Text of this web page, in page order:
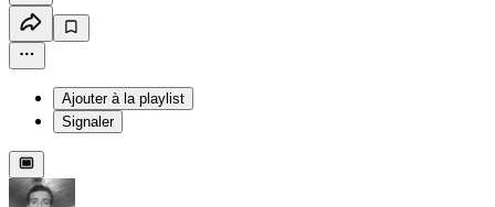
Ajouter à la playlist
Signaler